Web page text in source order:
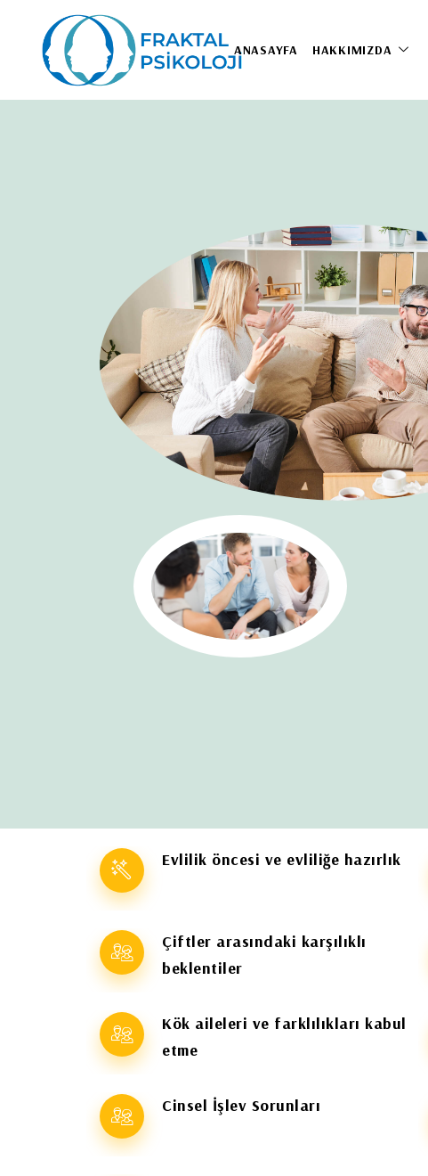
ANASAYFA HAKKIMIZDA
Evlilik öncesi ve evliliğe hazırlık
Çiftler arasındaki karşılıklı
beklentiler
Kök aileleri ve farklılıkları kabul
etme
Cinsel İşlev Sorunları